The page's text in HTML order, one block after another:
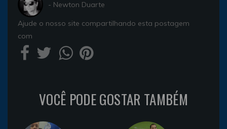
- Newton Duarte
Ajude o nosso site compartilhando esta postagem
com
VOCÊ PODE GOSTAR TAMBÉM